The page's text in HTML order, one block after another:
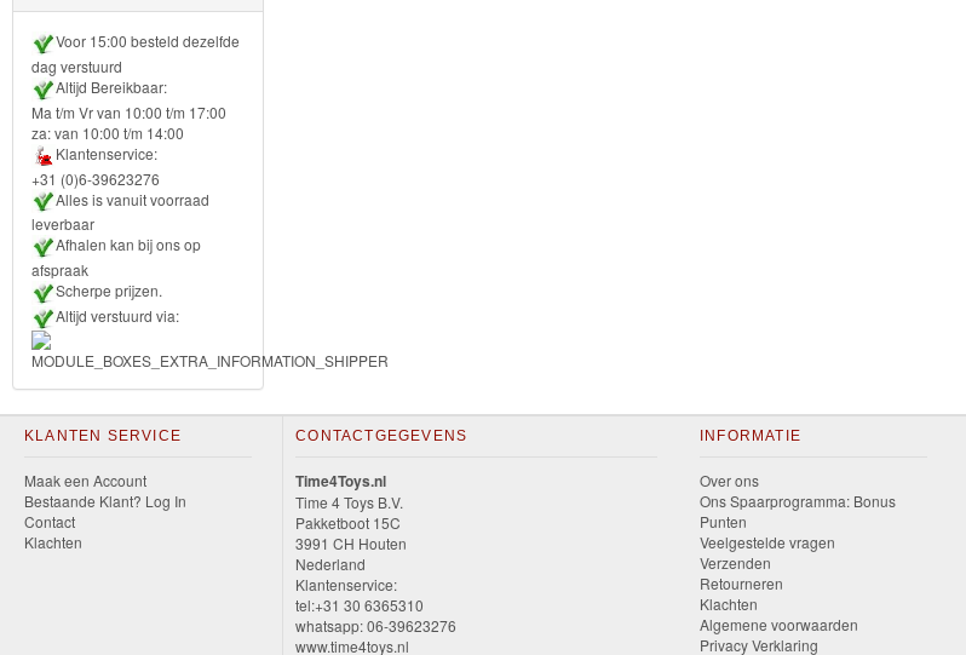
Puzzels
Avengers
Forever
Friends
Spiderman
Disney
princess
Angry
Birds
Batman
Goede
dinosaurus
Voor 15:00 besteld dezelfde
dag verstuurd
Altijd Bereikbaar:
Ma t/m Vr van 10:00 t/m 17:00
za: van 10:00 t/m 14:00
Klantenservice:
+31 (0)6-39623276
Alles is vanuit voorraad
leverbaar
Afhalen kan bij ons op
afspraak
Scherpe prijzen.
Altijd verstuurd via:
KLANTEN SERVICE
Maak een Account
Bestaande Klant? Log In
Contact
Klachten
CONTACTGEGEVENS
Time4Toys.nl
Time 4 Toys B.V.
Pakketboot 15C
3991 CH Houten
Nederland
Klantenservice:
tel:+31 30 6365310
whatsapp: 06-39623276
www.time4toys.nl
INFORMATIE
Over ons
Ons Spaarprogramma: Bonus
Punten
Veelgestelde vragen
Verzenden
Retourneren
Klachten
Algemene voorwaarden
Privacy Verklaring